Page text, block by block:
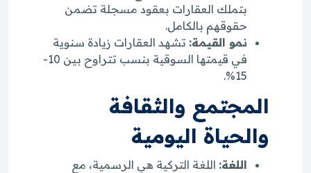
بتملك العقارات بعقود مسجلة تضمن
حقوقهم بالكامل.
نمو القيمة: تشهد العقارات زيادة سنوية
في قيمتها السوقية بنسب تتراوح بين 10-
15%.
المجتمع والثقافة
والحياة اليومية
اللغة: اللغة التركية هي الرسمية، مع